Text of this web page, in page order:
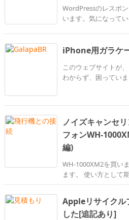
WordPressのレスポ
います。気になって
iPhone用ガラケ
このウェブサイトが
わからず、困ってい
ノイズキャンセ
フォンWH-
編)
WH-1000XM2を買い
ます。 使い方として
Appleリサイクル
した[追記あり]